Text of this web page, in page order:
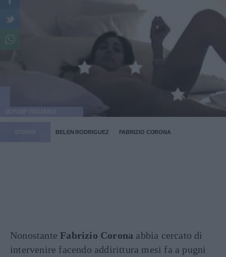
BELEN RODRIGUEZ FABRIZIO CORONA
NonostanteFabrizio Corona abbia cercato di
intervenire facendo addirittura mesi fa a pugni